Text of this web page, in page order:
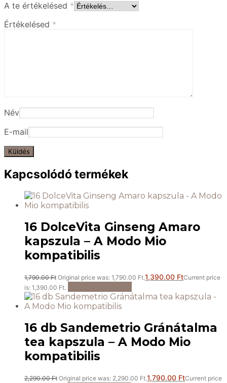
A te értékelésed *
Értékelésed *
Név
E-mail
Kapcsolódó termékek
16 DolceVita Ginseng Amaro
kapszula – A Modo Mio
kompatibilis
1,790.00Ft Original price was: 1,790.00 Ft.1,390.00 FtCurrent price
is: 1,390.00 Ft.
16 db Sandemetrio Gránátalma
tea kapszula – A Modo Mio
kompatibilis
2,290.00Ft Original price was: 2,290.00 Ft.1,790.00 FtCurrent price